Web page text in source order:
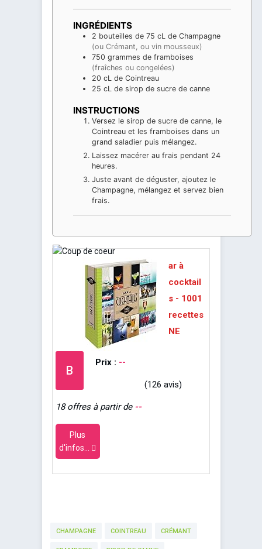
INGRÉDIENTS
2 bouteilles de 75 cL de Champagne
(ou Crémant, ou vin mousseux)
750 grammes de framboises
(fraîches ou congelées)
20 cL de Cointreau
25 cL de sirop de sucre de canne
INSTRUCTIONS
Versez le sirop de sucre de canne, le
Cointreau et les framboises dans un
grand saladier puis mélangez.
Laissez macérer au frais pendant 24
heures.
Juste avant de déguster, ajoutez le
Champagne, mélangez et servez bien
frais.
B
ar à
cocktail
s - 1001
recettes
NE
Prix : --
(126 avis)
18 offres à partir de --
Plus
d'infos...
CHAMPAGNE COINTREAU CRÉMANT